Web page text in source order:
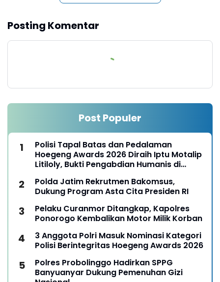
Posting Komentar
Post Populer
Polisi Tapal Batas dan Pedalaman
Hoegeng Awards 2026 Diraih Iptu Motalip
Litiloly, Bukti Pengabdian Humanis di
Polda Jatim Rekrutmen Bakomsus,
Dukung Program Asta Cita Presiden RI
Pelaku Curanmor Ditangkap, Kapolres
Ponorogo Kembalikan Motor Milik Korban
3 Anggota Polri Masuk Nominasi Kategori
Polisi Berintegritas Hoegeng Awards 2026
Polres Probolinggo Hadirkan SPPG
Banyuanyar Dukung Pemenuhan Gizi